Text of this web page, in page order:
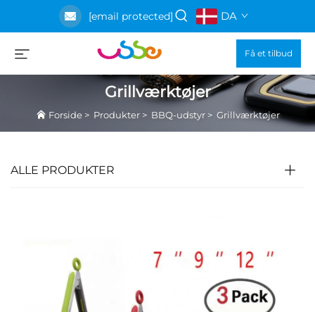
[email protected] DA
Få et tilbud
Grillværktøjer
Forside> Produkter> BBQ-udstyr> Grillværktøjer
ALLE PRODUKTER